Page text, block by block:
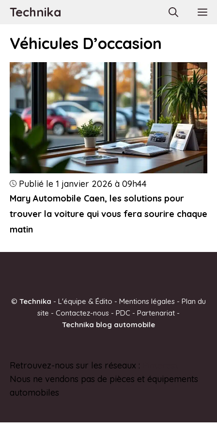
AllerTechnika
Véhicules D’occasion
Mary Automobile Caen, les solutions pour
trouver la voiture qui vous fera sourire chaque
matin
Publié le 1 janvier 2026 à 09h44
© Technika - L'équipe & Édito - Mentions légales - Plan du
site - Contactez-nous - PDC - Partenariat -
Technika blog automobile
Retrouvez-nous sur les réseaux :
Nous ne vendons pas de pièces et équipements
automobiles